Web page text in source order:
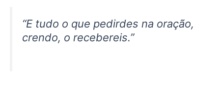
“E tudo o que pedirdes na oração,
crendo, o recebereis.”